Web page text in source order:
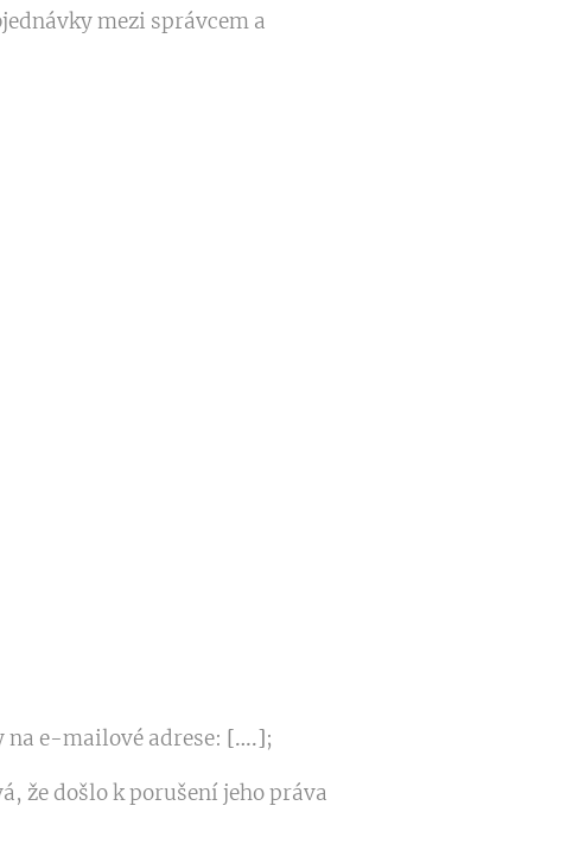
mezi správcem a
na e-mailové adrese: [….];
že došlo k porušení jeho práva